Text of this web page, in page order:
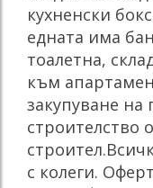
кухненски
едната има
тоалетна,
към
закупуване на
строителство
с колеги.